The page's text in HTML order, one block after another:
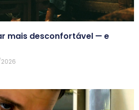
mais desconfortável — e